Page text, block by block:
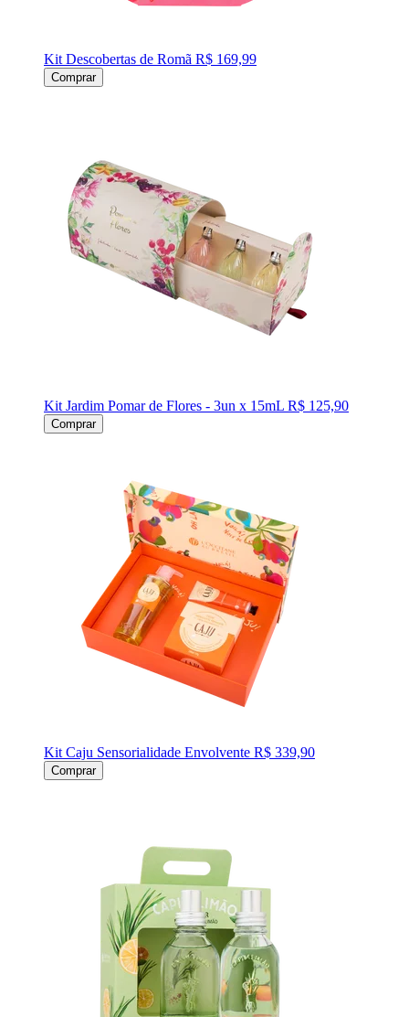
Kit Descobertas de Romã R$ 169,99
Comprar
Kit Jardim Pomar de Flores - 3un x 15mL R$ 125,90
Comprar
Kit Caju Sensorialidade Envolvente R$ 339,90
Comprar